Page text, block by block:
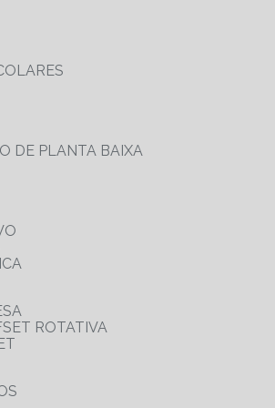
DE PLANTA BAIXA
ROTATIVA